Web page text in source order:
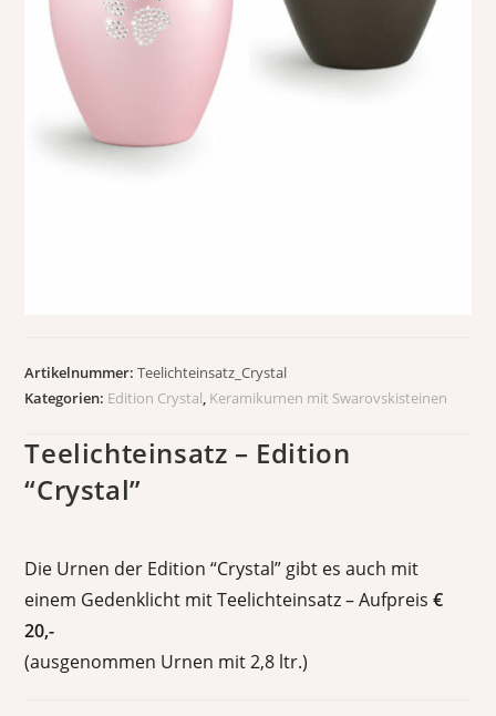
Artikelnummer:Teelichteinsatz_Crystal
Kategorien: Edition Crystal, Keramikurnen mit Swarovskisteinen
Teelichteinsatz – Edition
“Crystal”
Die Urnen der Edition “Crystal” gibt es auch mit
einem Gedenklicht mit Teelichteinsatz – Aufpreis€
20,-
(ausgenommen Urnen mit 2,8 ltr.)